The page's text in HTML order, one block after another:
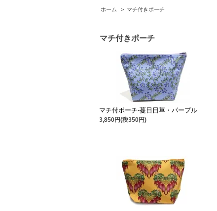
ホーム > マチ付きポーチ
マチ付きポーチ
マチ付ポーチ-蔓日日草・パープル
3,850円(税350円)